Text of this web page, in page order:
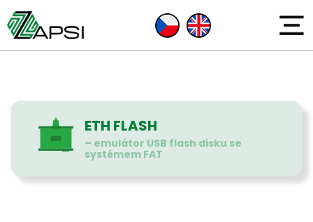
ETH FLASH
– emulátor USB flash disku se
systémem FAT